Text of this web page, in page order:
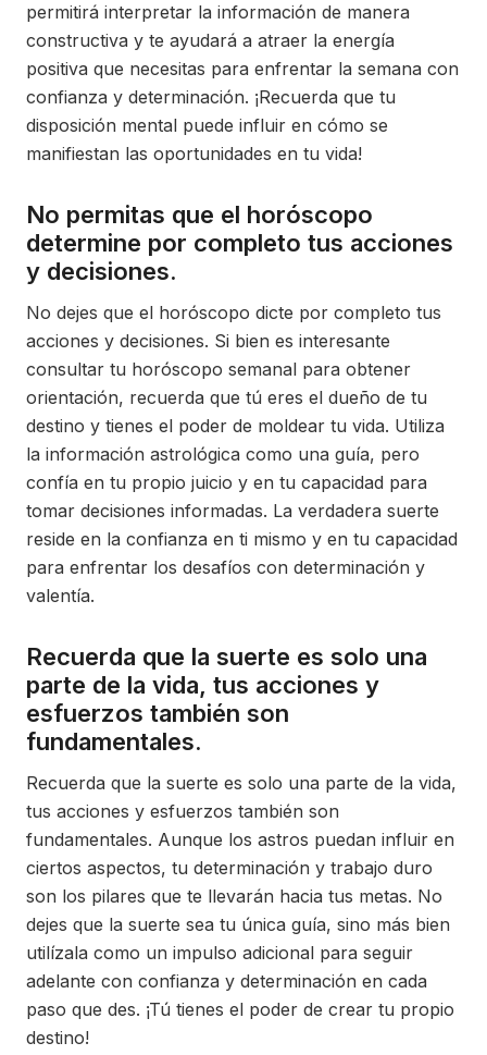
permitirá interpretar la información de manera
constructiva y te ayudará a atraer la energía
positiva que necesitas para enfrentar la semana con
confianza y determinación. ¡Recuerda que tu
disposición mental puede influir en cómo se
manifiestan las oportunidades en tu vida!
No permitas que el horóscopo
determine por completo tus acciones
y decisiones.
No dejes que el horóscopo dicte por completo tus
acciones y decisiones. Si bien es interesante
consultar tu horóscopo semanal para obtener
orientación, recuerda que tú eres el dueño de tu
destino y tienes el poder de moldear tu vida. Utiliza
la información astrológica como una guía, pero
confía en tu propio juicio y en tu capacidad para
tomar decisiones informadas. La verdadera suerte
reside en la confianza en ti mismo y en tu capacidad
para enfrentar los desafíos con determinación y
valentía.
Recuerda que la suerte es solo una
parte de la vida, tus acciones y
esfuerzos también son
fundamentales.
Recuerda que la suerte es solo una parte de la vida,
tus acciones y esfuerzos también son
fundamentales. Aunque los astros puedan influir en
ciertos aspectos, tu determinación y trabajo duro
son los pilares que te llevarán hacia tus metas. No
dejes que la suerte sea tu única guía, sino más bien
utilízala como un impulso adicional para seguir
adelante con confianza y determinación en cada
paso que des. ¡Tú tienes el poder de crear tu propio
destino!